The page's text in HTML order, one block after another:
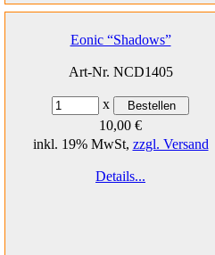
Eonic “Shadows”
Art-Nr. NCD1405
x
10,00 €
inkl. 19% MwSt, zzgl. Versand
Details...